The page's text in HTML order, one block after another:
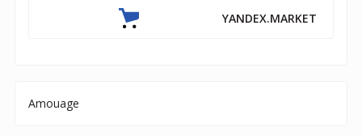
YANDEX.MARKET
Amouage